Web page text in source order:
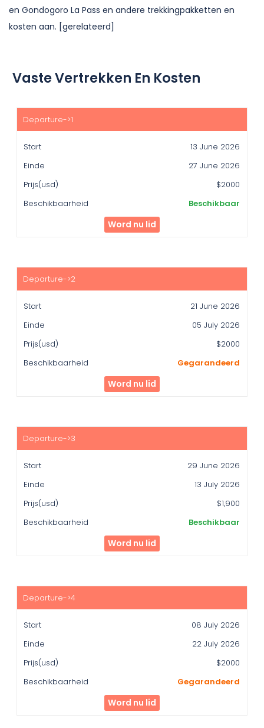
en Gondogoro La Pass en andere trekkingpakketten en
kosten aan. [gerelateerd]
Vaste Vertrekken En Kosten
Start
Beschikbaarheid
13 June 2026
27 June 2026
$2000
Beschikbaar
Word nu lid
21 June 2026
05 July 2026
$2000
Gegarandeerd
Word nu lid
29 June 2026
13 July 2026
$1,900
Beschikbaar
Word nu lid
08 July 2026
22 July 2026
$2000
Gegarandeerd
Word nu lid